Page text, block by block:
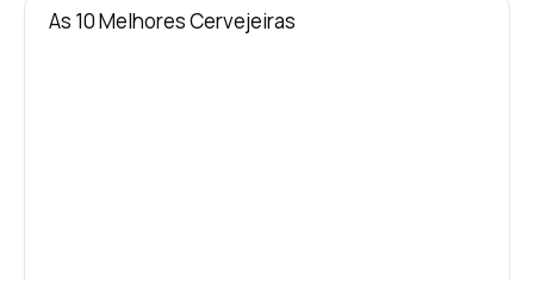
As 10 Melhores Cervejeiras